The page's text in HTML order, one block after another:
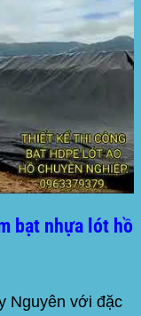
bạt nhựa lót hồ
Nguyên với đặc